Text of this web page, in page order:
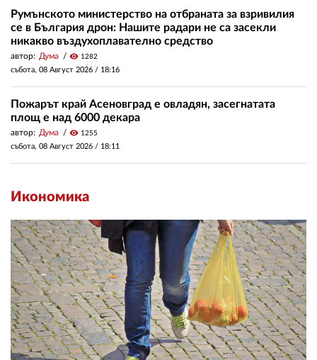
Румънското министерство на отбраната за взривилия
се в България дрон: Нашите радари не са засекли
никакво въздухоплавателно средство
автор: Дума visibility 1282
събота, 08 Август 2026 / 18:16
Пожарът край Асеновград е овладян, засегнатата
площ е над 6000 декара
автор: Дума visibility 1255
събота, 08 Август 2026 / 18:11
Икономика